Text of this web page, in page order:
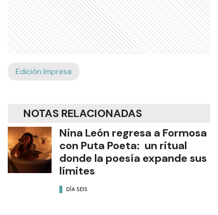
Edición Impresa
NOTAS RELACIONADAS
Nina León regresa a Formosa
con Puta Poeta: un ritual
donde la poesía expande sus
límites
DÍA SEIS